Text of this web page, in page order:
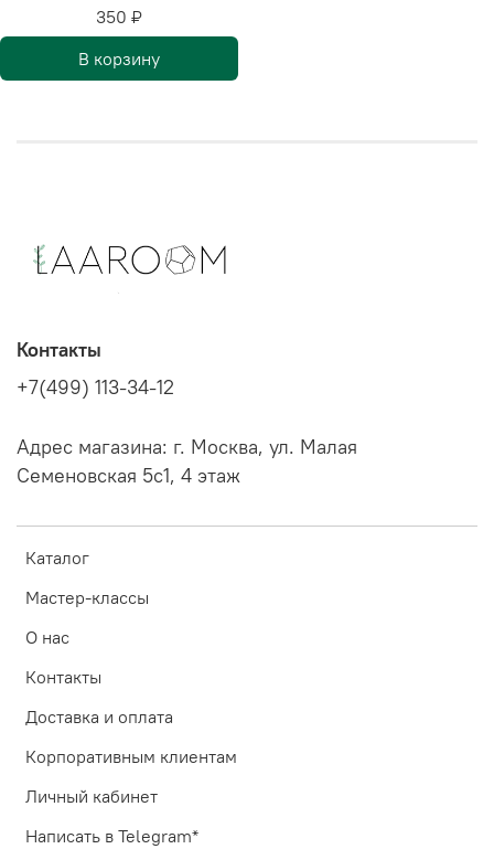
350 ₽
В корзину
Каталог
Мастер-классы
О нас
Контакты
Доставка и оплата
Корпоративным клиентам
Личный кабинет
Написать в Telegram*
Контакты
+7(499) 113-34-12
Адрес магазина: г. Москва, ул. Малая
Семеновская 5с1, 4 этаж